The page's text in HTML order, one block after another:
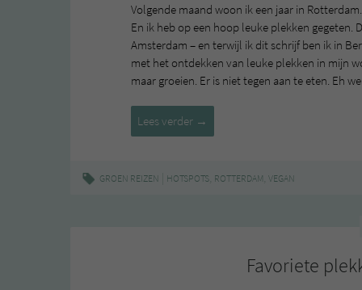
Volgende maand woon ik een jaar in
En ik heb op een hoop leuke plekken
Amsterdam – en terwijl ik dit schrijf ben ik in
met het ontdekken van leuke plekken in mijn
maar groeien. Er is niet tegen aan te eten. Eh
Lees verder Favoriete
plekken
Rotterdam
→
GROEN REIZEN HOTSPOTS, ROTTERDAM, VEGAN
Favoriete